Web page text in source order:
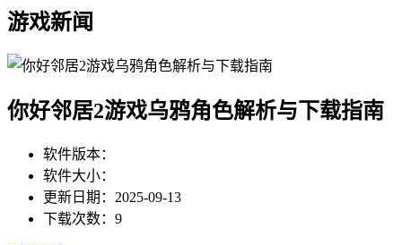
游戏新闻
你好邻居2游戏乌鸦角色解析与下载指南
软件版本：
软件大小：
更新日期：2025-09-13
下载次数：9